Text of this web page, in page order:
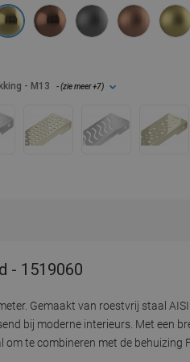
- M13 - (zie meer+7)
- 1519060
Gemaakt van roestvrij staal
bij moderne interieurs. Met een
te combineren met de behuizing